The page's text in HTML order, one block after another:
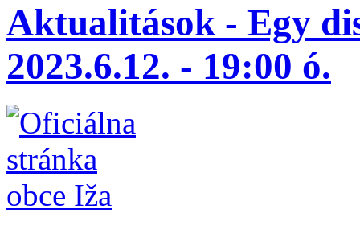
Aktualitások - Egy
2023.6.12. - 19:00 ó.